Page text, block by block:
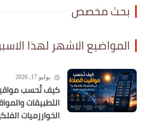
بحث مخصص
المواضيع الاشهر لهذا
يوليو 17, 2026
كيف تُحسب مواقيت
التطبيقات
الخوارزميات الفلكية